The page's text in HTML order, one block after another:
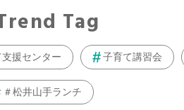
Tag
援センター 子育て講習会
＃松井山手ランチ